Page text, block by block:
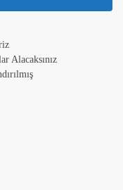
Alacaksınız